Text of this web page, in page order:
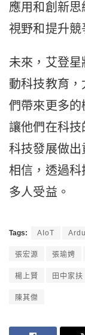
應用和創新
視野和提升競
未來，艾登
動科技教育
們帶來更多的
讓他們在科
科技發展做
相信，透過
多人受益。
Tags: AIoT
張宏源 張瑜娉
楊上賢 田中家扶
陳其傑